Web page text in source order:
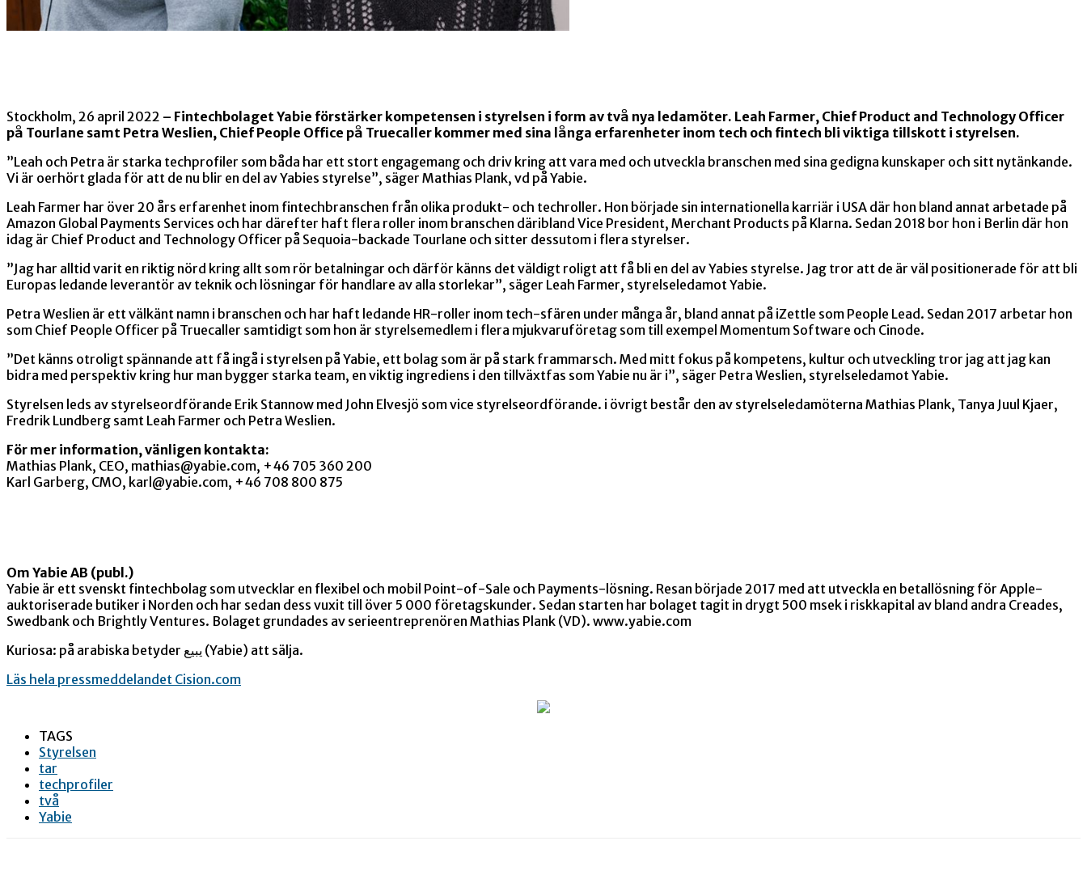
Stockholm, 26 april 2022 – Fintechbolaget Yabie förstärker kompetensen i styrelsen i form av två nya ledamöter. Leah Farmer, Chief Product and Technology Officer
på Tourlane samt Petra Weslien, Chief People Office på Truecaller kommer med sina långa erfarenheter inom tech och fintech bli viktiga tillskott i styrelsen.
”Leah och Petra är starka techprofiler som båda har ett stort engagemang och driv kring att vara med och utveckla branschen med sina gedigna kunskaper och sitt nytänkande.
Vi är oerhört glada för att de nu blir en del av Yabies styrelse”, säger Mathias Plank, vd på Yabie.
Leah Farmer har över 20 års erfarenhet inom fintechbranschen från olika produkt- och techroller. Hon började sin internationella karriär i USA där hon bland annat arbetade på
Amazon Global Payments Services och har därefter haft flera roller inom branschen däribland Vice President, Merchant Products på Klarna. Sedan 2018 bor hon i Berlin där hon
idag är Chief Product and Technology Officer på Sequoia-backade Tourlane och sitter dessutom i flera styrelser.
”Jag har alltid varit en riktig nörd kring allt som rör betalningar och därför känns det väldigt roligt att få bli en del av Yabies styrelse. Jag tror att de är väl positionerade för att bli
Europas ledande leverantör av teknik och lösningar för handlare av alla storlekar”, säger Leah Farmer, styrelseledamot Yabie.
Petra Weslien är ett välkänt namn i branschen och har haft ledande HR-roller inom tech-sfären under många år, bland annat på iZettle som People Lead. Sedan 2017 arbetar hon
som Chief People Officer på Truecaller samtidigt som hon är styrelsemedlem i flera mjukvaruföretag som till exempel Momentum Software och Cinode.
”Det känns otroligt spännande att få ingå i styrelsen på Yabie, ett bolag som är på stark frammarsch. Med mitt fokus på kompetens, kultur och utveckling tror jag att jag kan
bidra med perspektiv kring hur man bygger starka team, en viktig ingrediens i den tillväxtfas som Yabie nu är i”, säger Petra Weslien, styrelseledamot Yabie.
Styrelsen leds av styrelseordförande Erik Stannow med John Elvesjö som vice styrelseordförande. i övrigt består den av styrelseledamöterna Mathias Plank, Tanya Juul Kjaer,
Fredrik Lundberg samt Leah Farmer och Petra Weslien.
För mer information, vänligen kontakta:
Mathias Plank, CEO, mathias@yabie.com, +46 705 360 200
Karl Garberg, CMO, karl@yabie.com, +46 708 800 875
Om Yabie AB (publ.)
Yabie är ett svenskt fintechbolag som utvecklar en flexibel och mobil Point-of-Sale och Payments-lösning. Resan började 2017 med att utveckla en betallösning för Apple-
auktoriserade butiker i Norden och har sedan dess vuxit till över 5 000 företagskunder. Sedan starten har bolaget tagit in drygt 500 msek i riskkapital av bland andra Creades,
Swedbank och Brightly Ventures. Bolaget grundades av serieentreprenören Mathias Plank (VD). www.yabie.com
Kuriosa: på arabiska betyder يبيع (Yabie) att sälja.
Läs hela pressmeddelandet Cision.com
TAGS
Styrelsen
tar
techprofiler
två
Yabie